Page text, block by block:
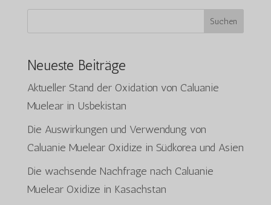
Suchen
Neueste Beiträge
Aktueller Stand der Oxidation von Caluanie
Muelear in Usbekistan
Die Auswirkungen und Verwendung von
Caluanie Muelear Oxidize in Südkorea und Asien
Die wachsende Nachfrage nach Caluanie
Muelear Oxidize in Kasachstan